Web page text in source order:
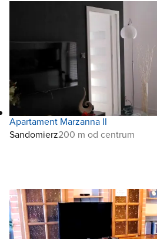
Apartament Marzanna II
Sandomierz200 m od centrum